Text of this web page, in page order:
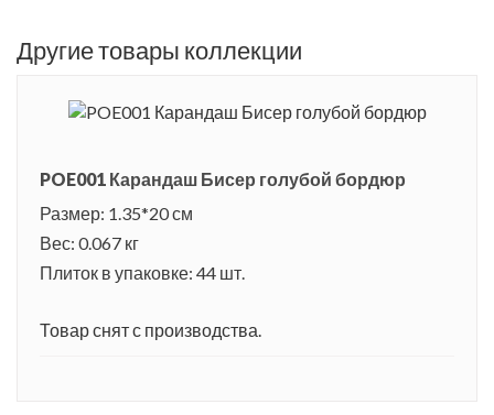
Другие товары коллекции
POE001 Карандаш Бисер голубой бордюр
Размер: 1.35*20 см
Вес: 0.067 кг
Плиток в упаковке: 44 шт.
Товар снят с производства.